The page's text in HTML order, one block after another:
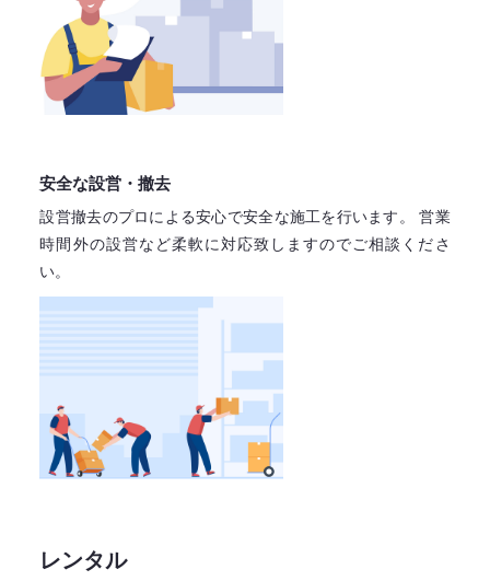
安全な設営・撤去
設営撤去のプロによる安心で安全な施工を行います。
営業
時間外の設営など柔軟に対応致しますのでご相談くださ
い。
レンタル